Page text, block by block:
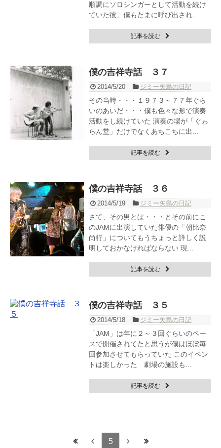
順調にソロシンガーとして活動を続け
ていた彼、僕もたまに呼び出され...
記事を読む
僕の吉祥寺話 ３７
2014/5/20 ジミー矢島の日記
その当時・・・１９７３～７７年ぐら
いのあいだ・・・僕も色々な形で演奏
活動をし続けていた 演奏の場が「ぐゎ
らん堂」だけでなくあちこちに出...
記事を読む
僕の吉祥寺話 ３６
2014/5/19 ジミー矢島の日記
さて、その男とは・・・とその前にこ
のJAMに出演していた俳優の「朝比奈
尚行」についてもうちょっと詳しく説
明しておかなければならない 現...
記事を読む
僕の吉祥寺話 ３５
2014/5/18 ジミー矢島の日記
「JAM」は年に２～３回ぐらいのペー
スで開催されてたと思うが僕はほぼ毎
回参加させてもらっていた このイベン
トは楽しかった 劇場の施設も...
記事を読む
5